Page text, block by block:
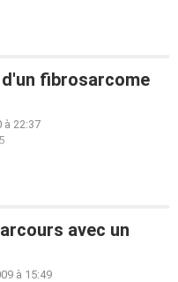
fibrosarcome
à 22:37
avec un
à 15:49